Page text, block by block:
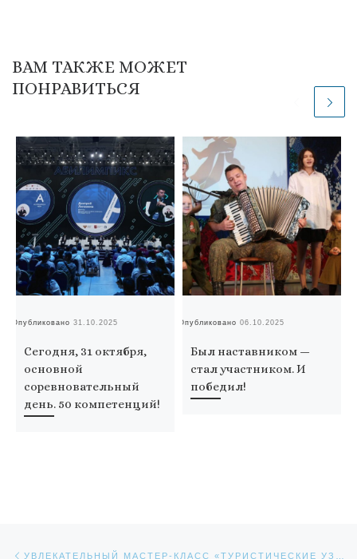
ВАМ ТАКЖЕ МОЖЕТ
ПОНРАВИТЬСЯ
Опубликовано31.10.2025
Сегодня, 31 октября,
основной
соревновательный
день. 50 компетенций!
Опубликовано06.10.2025
Был наставником —
стал участником. И
победил!